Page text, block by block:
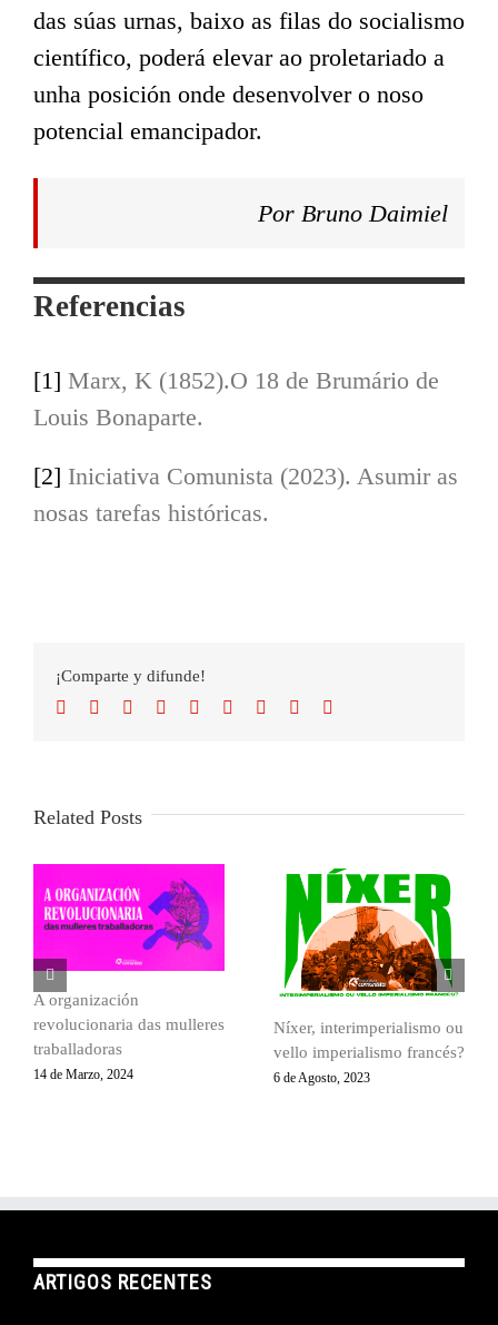
das súas urnas, baixo as filas do socialismo
científico, poderá elevar ao proletariado a
unha posición onde desenvolver o noso
potencial emancipador.
Por Bruno Daimiel
Referencias
[1] Marx, K (1852).O 18 de Brumário de
Louis Bonaparte.
[2] Iniciativa Comunista (2023). Asumir as
nosas tarefas históricas.
¡Comparte y difunde!
Facebook
TwitterReddit LinkedInWhatsApp
TumblrPinterest
Related Posts
A organización
revolucionaria das mulleres
traballadoras
14 de Marzo, 2024
Níxer, interimperialismo ou
vello imperialismo francés?
6 de Agosto, 2023
ARTIGOS RECENTES